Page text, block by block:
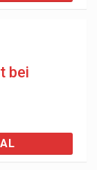
bei